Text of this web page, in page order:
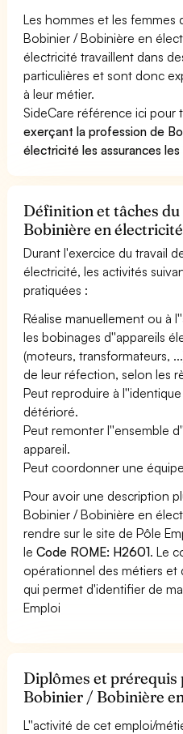
Les hommes et les
Bobinier / Bobinière en
électricité travaillent dans
particulières et sont donc
à leur métier.
SideCare référence ici pour
exerçant la profession de
électricité les assurances
Définition et tâches
Bobinière en électricité
Durant l'exercice du travail
électricité, les activités
pratiquées :
Réalise manuellement ou à
les bobinages d''appareils
(moteurs, transformateurs,
de leur réfection, selon les
Peut reproduire à
détérioré.
Peut remonter l''ensemble
appareil.
Peut coordonner une
Pour avoir une description
Bobinier / Bobinière en
rendre sur le site de Pôle
leCode ROME: H2601. Le
opérationnel des métiers et
qui permet d'identifier de
Emploi
Diplômes et prérequis
Bobinier / Bobinière
L''activité de cet emploi/